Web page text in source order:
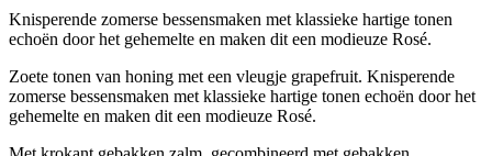
Knisperende zomerse bessensmaken met klassieke hartige tonen
echoën door het gehemelte en maken dit een modieuze Rosé.
Zoete tonen van honing met een vleugje grapefruit. Knisperende
zomerse bessensmaken met klassieke hartige tonen echoën door het
gehemelte en maken dit een modieuze Rosé.